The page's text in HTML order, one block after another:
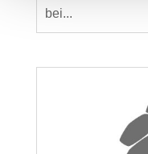
bei...